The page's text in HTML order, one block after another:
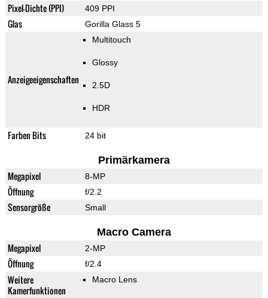
Pixel-Dichte (PPI) 409 PPI
Glas Gorilla Glass 5
Anzeigeeigenschaften
Multitouch
Glossy
2.5D
HDR
Farben Bits 24 bit
Primärkamera
Megapixel 8-MP
Öffnung f/2.2
Sensorgröße Small
Macro Camera
Megapixel 2-MP
Öffnung f/2.4
Weitere
Kamerfunktionen
Macro Lens